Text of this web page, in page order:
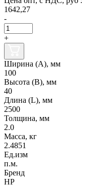
1642,27
-
+
Ширина (А), мм
100
Высота (В), мм
40
Длина (L), мм
2500
Толщина, мм
2.0
Масса, кг
2.4851
Ед.изм
п.м.
Бренд
НР